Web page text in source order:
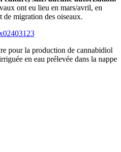
ont eu lieu en mars/avril, en
migration des oiseaux.
pour la production de cannabidiol
en eau prélevée dans la nappe